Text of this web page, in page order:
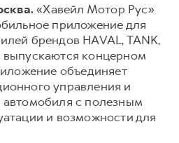
F7X
от 3 599 000 ₽
КЛИЕНТАМ
GWM
«Хавейл Мотор Рус»
приложение для
брендов HAVAL, TANK,
выпускаются концерном
объединяет
управления и
автомобиля с полезным
и возможности для